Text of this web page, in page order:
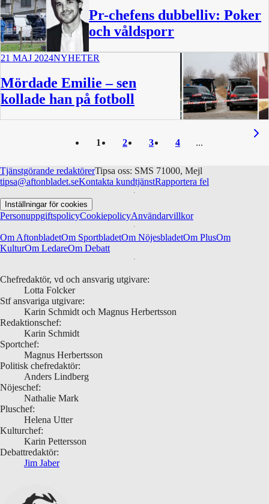
Pr-chefens dubbelliv: Poker
och våldsporr
21 MAJ 2024NYHETER
Mördade Emilie – sen
kollade han på fotboll
1 2 3 4
Tjänstgörande redaktörerTipsa oss: SMS 71000, Mejl
tipsa@aftonbladet.seKontakta kundtjänstRapportera fel
Inställningar för cookies
PersonuppgiftspolicyCookiepolicyAnvändarvillkor
Om AftonbladetOm SportbladetOm NöjesbladetOm PlusOm
KulturOm LedareOm Debatt
Chefredaktör, vd och ansvarig utgivare:
Lotta Folcker
Stf ansvariga utgivare:
Karin Schmidt och Magnus Herbertsson
Redaktionschef:
Karin Schmidt
Sportchef:
Magnus Herbertsson
Politisk chefredaktör:
Anders Lindberg
Nöjeschef:
Nathalie Mark
Pluschef:
Helena Utter
Kulturchef:
Karin Pettersson
Debattredaktör:
Jim Jaber